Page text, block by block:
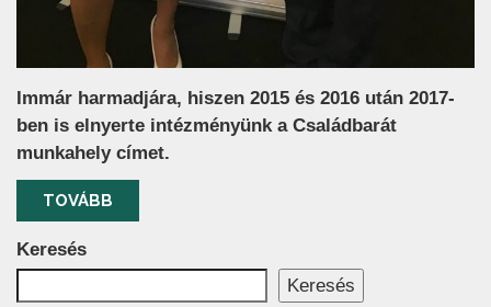
Immár harmadjára, hiszen 2015 és 2016 után 2017-
ben is elnyerte intézményünk a Családbarát
munkahely címet.
TOVÁBB
Keresés
Keresés